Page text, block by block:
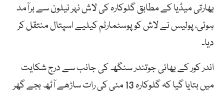
بھارتی میڈیا کے مطابق گلوکارہ کی لاش نہر نیلون سے برآمد
ہوئی، پولیس نے لاش کو پوسٹمارٹم کیلیے اسپتال منتقل کر
دیا۔
اندر کور کے بھائی جوتندر سنگھ کی جانب سے درج شکایت
میں بتایا گیا کہ گلوکارہ 13 مئی کی رات ساڑھے آٹھ بجے گھر